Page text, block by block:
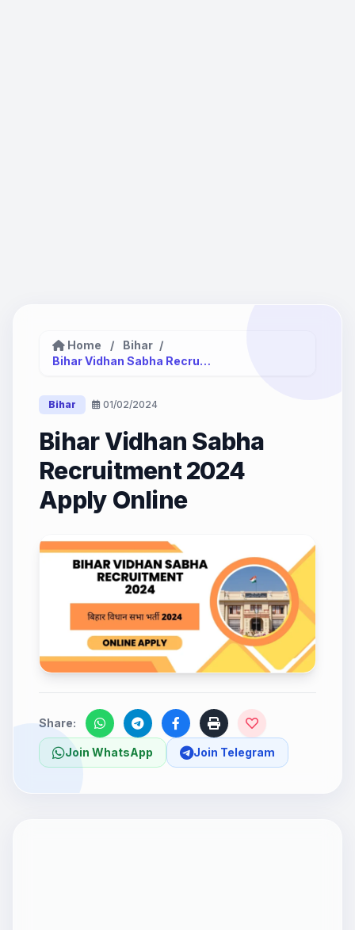
Home / Bihar /
Bihar Vidhan Sabha Recruitment 2024...
Bihar 01/02/2024
Bihar Vidhan Sabha
Recruitment 2024
Apply Online
Share:
Join WhatsApp Join Telegram